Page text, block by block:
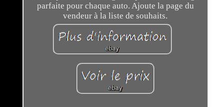
parfaite pour chaque auto. Ajoute la page du
vendeur à la liste de souhaits.